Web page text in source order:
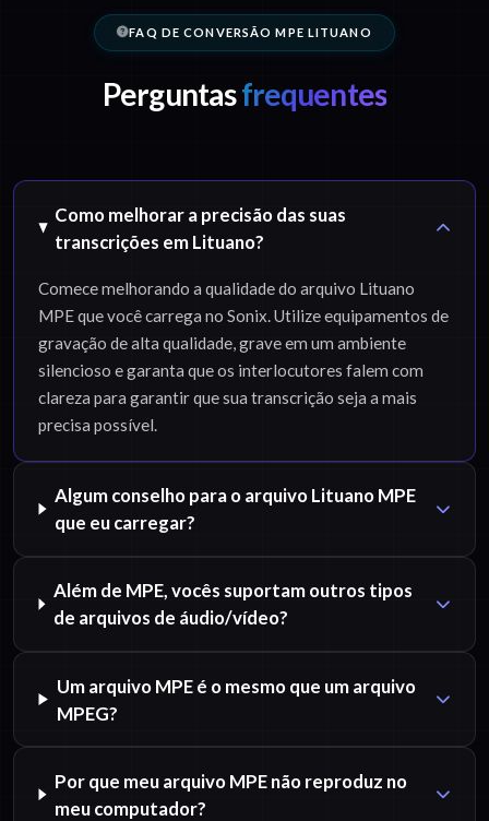
FAQ DE CONVERSÃO MPE LITUANO
Perguntasfrequentes
Como melhorar a precisão das suas
transcrições em Lituano?
Comece melhorando a qualidade do arquivo Lituano
MPE que você carrega no Sonix. Utilize equipamentos de
gravação de alta qualidade, grave em um ambiente
silencioso e garanta que os interlocutores falem com
clareza para garantir que sua transcrição seja a mais
precisa possível.
Algum conselho para o arquivo Lituano MPE
que eu carregar?
Além de MPE, vocês suportam outros tipos
de arquivos de áudio/vídeo?
Um arquivo MPE é o mesmo que um arquivo
MPEG?
Por que meu arquivo MPE não reproduz no
meu computador?